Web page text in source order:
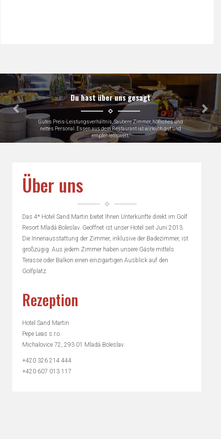
Du hast über uns gesagt
Gutes Preis-Leistungsverhältnis, Saubere Zimmer, höfliches und
nettes Personal. Essen aus dem Restaurant ist wirklich gut und
empfehlenswert.
Předchozí
Über uns
Das 4* Hotel Sand Martin bietet Ihnen Unterkünfte direkt im Golf
Resort Mladá Boleslav. Geöffnet ist unser Hotel seit Juni 2013.
Die Innenausstattung der Zimmer, inklusive der Badezimmer, ist
großzügig. Aus jedem Zimmer haben unsere Gäste mittels
Terasse oder Balkon einen einzigartigen Ausblick auf den
Golfplatz.
Rezeption
Hotel Sand Martin
Pepe Leas s.r.o.
Michalovice 72, 293 01 Mladá Boleslav
+420 326 214 444
+420 607 013 117